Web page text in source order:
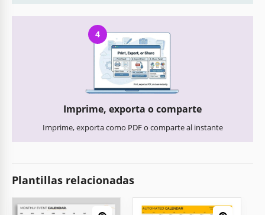
4
Imprime, exporta o comparte
Imprime, exporta como PDF o comparte al instante
Plantillas relacionadas